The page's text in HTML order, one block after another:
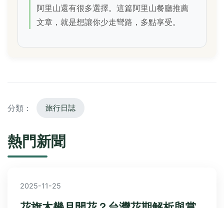
阿里山還有很多選擇。這篇阿里山餐廳推薦
文章，就是想讓你少走彎路，多點享受。
分類： 旅行日誌
熱門新聞
2025-11-25